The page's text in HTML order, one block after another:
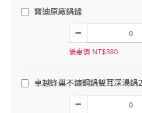
寶迪原廠鍋鏟
優惠價 NT$380
卓越蜂巢不鏽鋼鍋雙耳深湯鍋